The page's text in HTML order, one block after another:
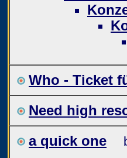
Who - Ticket
Need high
a quick one